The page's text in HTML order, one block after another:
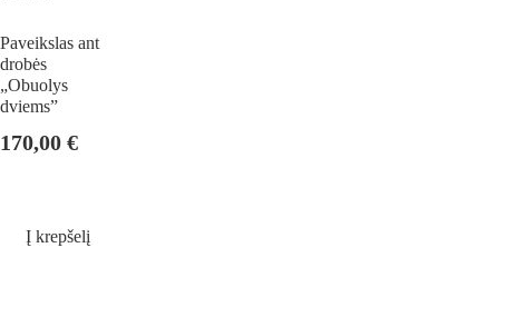
Paveikslas ant
drobės
„Obuolys
dviems”
170,00 €
Į krepšelį